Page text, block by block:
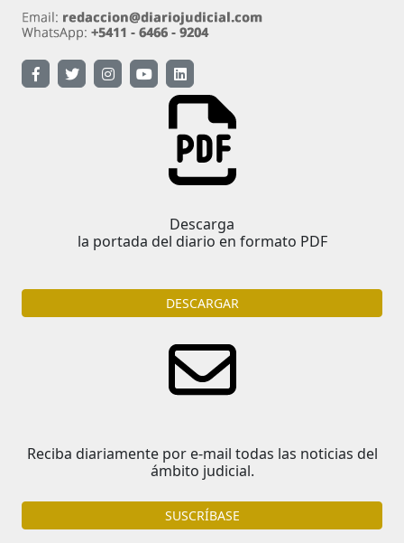
Descarga
la portada del diario en formato PDF
DESCARGAR
Reciba diariamente por e-mail todas las noticias del
ámbito judicial.
SUSCRÍBASE